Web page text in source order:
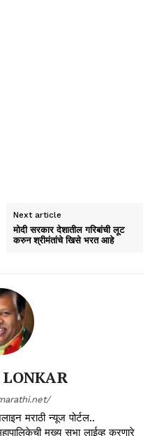
Next article
मोदी सरकार देशातील गरिबांची लूट
करुन श्रीमंतांचे खिसे भरत आहे
मराठी न्यूज पोर्टल..
मुख्य सभा लाईव्ह करणारे